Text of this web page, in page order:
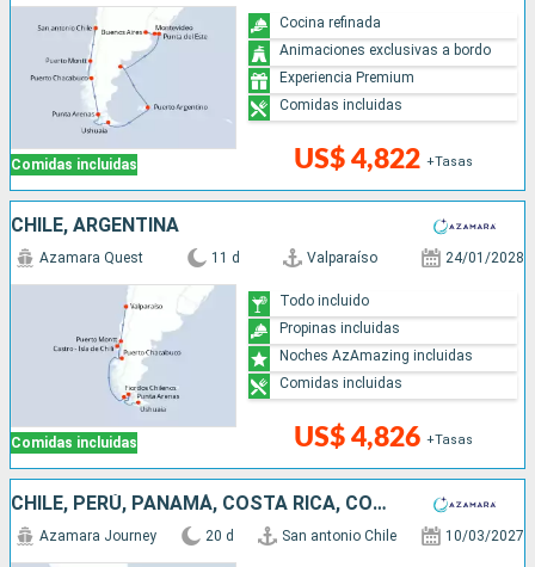
Comidas incluidas US$ 4,822 +Tasas
Cocina refinada
Animaciones exclusivas a bordo
Experiencia Premium
Comidas incluidas
CHILE, ARGENTINA
Comidas incluidas
Azamara Quest 11 d Valparaíso 24/01/2028
US$ 4,826 +Tasas
Todo incluido
Propinas incluidas
Noches AzAmazing incluidas
Comidas incluidas
CHILE, PERÚ, PANAMÁ, COSTA RICA, COLOMBIA, MÉXICO, ESTADOS UNIDOS
Azamara Journey 20 d San antonio Chile 10/03/2027